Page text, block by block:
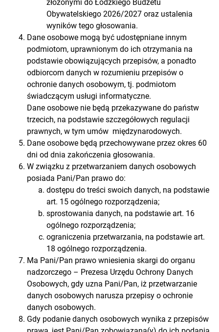
złożonymi do Łódzkiego Budżetu
Obywatelskiego 2026/2027 oraz ustalenia
wyników tego głosowania.
Dane osobowe mogą być udostępniane innym
podmiotom, uprawnionym do ich otrzymania na
podstawie obowiązujących przepisów, a ponadto
odbiorcom danych w rozumieniu przepisów o
ochronie danych osobowym, tj. podmiotom
świadczącym usługi informatyczne.
Dane osobowe nie będą przekazywane do państw
trzecich, na podstawie szczegółowych regulacji
prawnych, w tym umów międzynarodowych.
Dane osobowe będą przechowywane przez okres 60
dni od dnia zakończenia głosowania.
W związku z przetwarzaniem danych osobowych
posiada Pani/Pan prawo do:
dostępu do treści swoich danych, na podstawie
art. 15 ogólnego rozporządzenia;
sprostowania danych, na podstawie art. 16
ogólnego rozporządzenia;
ograniczenia przetwarzania, na podstawie art.
18 ogólnego rozporządzenia.
Ma Pani/Pan prawo wniesienia skargi do organu
nadzorczego – Prezesa Urzędu Ochrony Danych
Osobowych, gdy uzna Pani/Pan, iż przetwarzanie
danych osobowych narusza przepisy o ochronie
danych osobowych.
Gdy podanie danych osobowych wynika z przepisów